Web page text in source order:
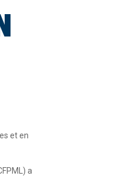
et en
a